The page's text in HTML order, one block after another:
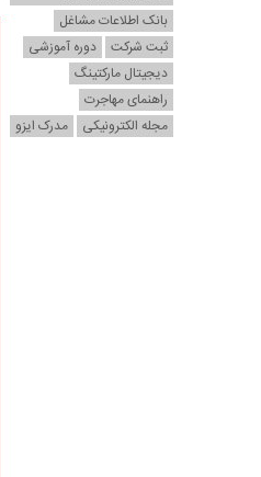
بانک اطلاعات مشاغل
ثبت شرکت
دوره آموزشی
دیجیتال مارکتینگ
راهنمای مهاجرت
مجله الکترونیکی
مدرک ایزو